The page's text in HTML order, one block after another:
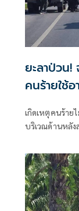
ยะลาป่วน!
คนร้ายใช้
เกิดเหตุคนร้าย
บริเวณด้านหลัง